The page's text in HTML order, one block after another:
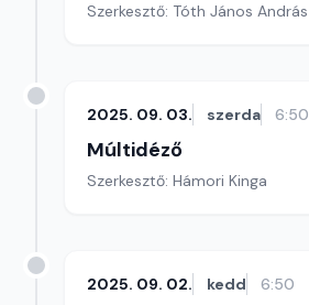
Szerkesztő: Tóth János András
2025. 09. 03. szerda 6:50
Múltidéző
Szerkesztő: Hámori Kinga
2025. 09. 02. kedd 6:50